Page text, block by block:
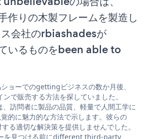
りの木製フレームを製造し
会社のrbiashadesが
いるものをbeen able to
ョーでのgettingビジネスの数か月後、
で販売する方法を探していました。
訪問者に製品の品質、軽量で人間工学に
的に魅力的な方法で示します。彼らの
る適切な解決策を提供しませんでした。
を見つける前にdifferent third-party